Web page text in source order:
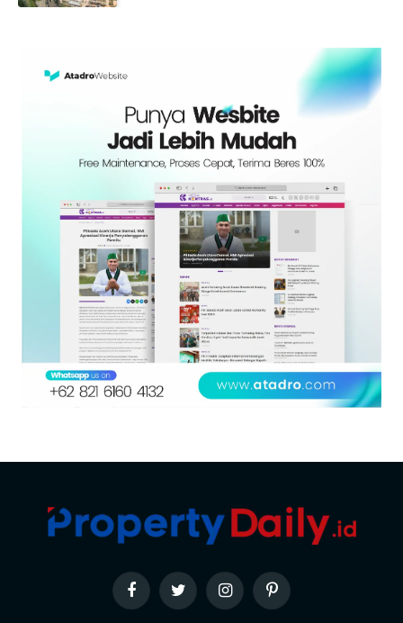
FacebookTwitter InstagramPinterest